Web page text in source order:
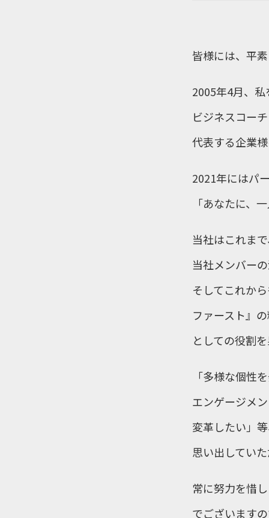
皆様には、平
2005年4月、
ビジネスコー
代表する企業
2021年にはパ
「あなたに、
当社はこれま
当社メンバー
そしてこれか
ファースト』
としての役割
「多様な個性
エンゲージメ
変革したい」
思い出してい
常に努力を惜
でございます